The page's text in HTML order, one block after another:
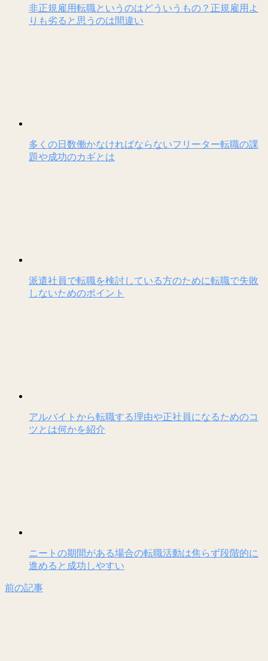
非正規雇用転職というのはどういうもの？正規雇用よ
りも劣ると思うのは間違い
多くの日数働かなければならないフリーター転職の課
題や成功のカギとは
派遣社員で転職を検討している方のために転職で失敗
しないためのポイント
アルバイトから転職する理由や正社員になるためのコ
ツとは何かを紹介
ニートの期間がある場合の転職活動は焦らず段階的に
進めると成功しやすい
前の記事